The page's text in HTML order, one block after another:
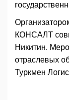
КОНСАЛТ
Никитин.
отраслевых
Туркмен